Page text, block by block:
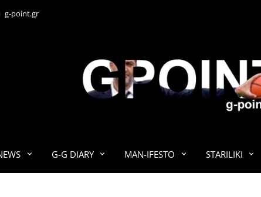
g-point.gr
G-G DIARY MAN-IFESTO STARILIKI